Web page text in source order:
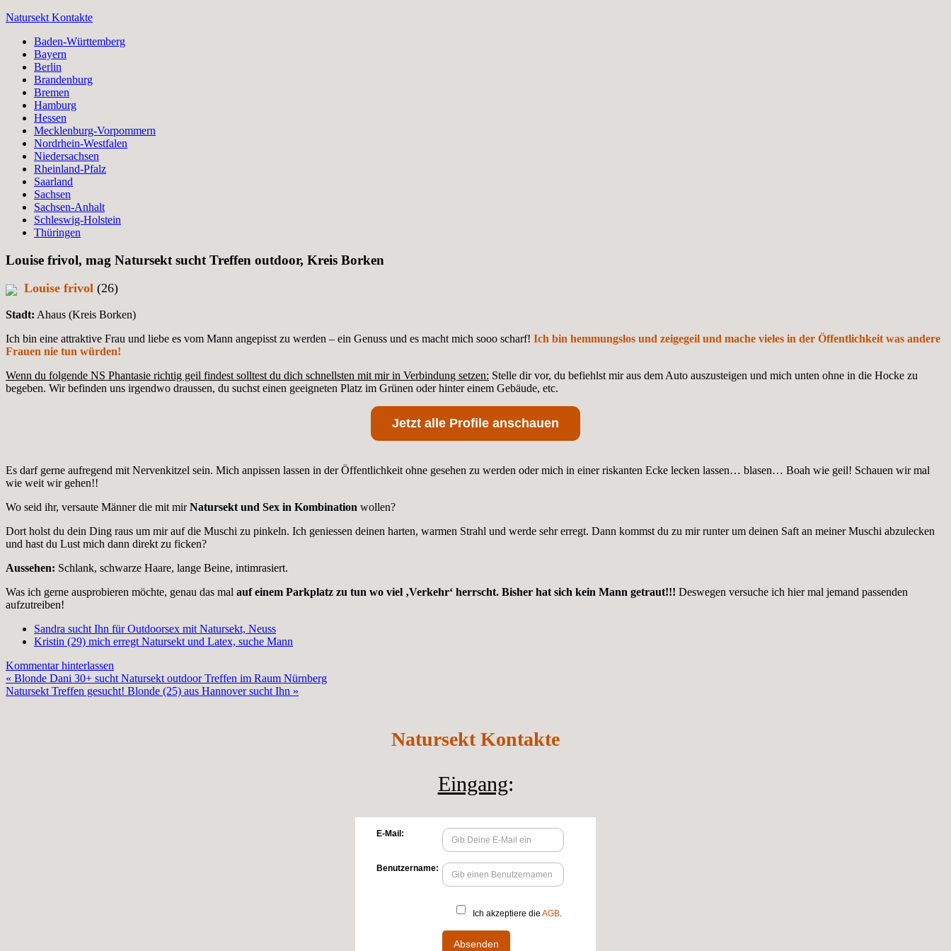
Zum
springen
Natursekt Kontakte
Baden-Württemberg
Bayern
Berlin
Brandenburg
Bremen
Hamburg
Hessen
Mecklenburg-Vorpommern
Nordrhein-Westfalen
Niedersachsen
Rheinland-Pfalz
Saarland
Sachsen
Sachsen-Anhalt
Schleswig-Holstein
Thüringen
Louise frivol, mag Natursekt sucht Treffen outdoor, Kreis Borken
Louise frivol (26)
Stadt: Ahaus (Kreis Borken)
Ich bin eine attraktive Frau und liebe es vom Mann angepisst zu werden – ein Genuss und es macht mich sooo scharf! Ich bin hemmungslos und zeigegeil und mache vieles in der Öffentlichkeit was andere
Frauen nie tun würden!
Wenn du folgende NS Phantasie richtig geil findest solltest du dich schnellsten mit mir in Verbindung setzen: Stelle dir vor, du befiehlst mir aus dem Auto auszusteigen und mich unten ohne in die Hocke zu
begeben. Wir befinden uns irgendwo draussen, du suchst einen geeigneten Platz im Grünen oder hinter einem Gebäude, etc.
Jetzt alle Profile anschauen
Es darf gerne aufregend mit Nervenkitzel sein. Mich anpissen lassen in der Öffentlichkeit ohne gesehen zu werden oder mich in einer riskanten Ecke lecken lassen… blasen… Boah wie geil! Schauen wir mal
wie weit wir gehen!!
Wo seid ihr, versaute Männer die mit mirNatursekt und Sex in Kombination wollen?
Dort holst du dein Ding raus um mir auf die Muschi zu pinkeln. Ich geniessen deinen harten, warmen Strahl und werde sehr erregt. Dann kommst du zu mir runter um deinen Saft an meiner Muschi abzulecken
und hast du Lust mich dann direkt zu ficken?
Aussehen: Schlank, schwarze Haare, lange Beine, intimrasiert.
Was ich gerne ausprobieren möchte, genau das mal auf einem Parkplatz zu tun wo viel ‚Verkehr‘ herrscht. Bisher hat sich kein Mann getraut!!! Deswegen versuche ich hier mal jemand passenden
aufzutreiben!
Sandra sucht Ihn für Outdoorsex mit Natursekt, Neuss
Kristin (29) mich erregt Natursekt und Latex, suche Mann
Kommentar hinterlassen
Beitragsnavigation
« Blonde Dani 30+ sucht Natursekt outdoor Treffen im Raum Nürnberg
Natursekt Treffen gesucht! Blonde (25) aus Hannover sucht Ihn »
Natursekt Kontakte
Eingang: